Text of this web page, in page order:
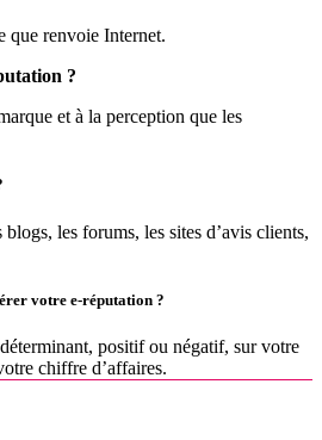
que renvoie Internet.
?
et à la perception que les
les forums, les sites d’avis clients,
votre e-réputation ?
positif ou négatif, sur votre
chiffre d’affaires.